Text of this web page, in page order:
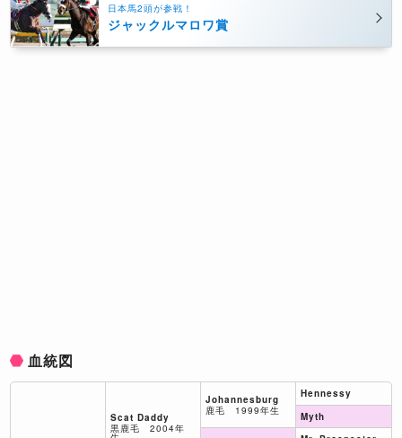
日本馬2頭が参戦！
ジャックルマロワ賞
血統図
Scat Daddy
黒鹿毛 2004年
Johannesburg
鹿毛 1999年生
Hennessy
Myth